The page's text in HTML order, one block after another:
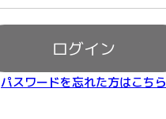
ログイン
パスワードを忘れた方はこちら